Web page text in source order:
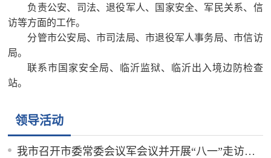
负责公安、司法、退役军人、国家安全、军民关系、信
访等方面的工作。
分管市公安局、市司法局、市退役军人事务局、市信访
局。
联系市国家安全局、临沂监狱、临沂出入境边防检查
站。
领导活动
我市召开市委常委会议军会议并开展“八一”走访慰